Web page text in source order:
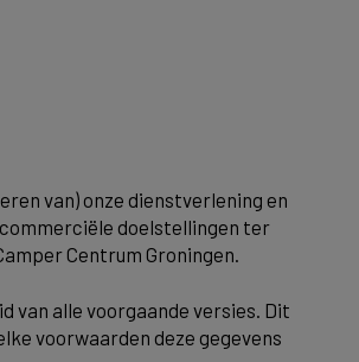
van) onze dienstverlening en
doelstellingen ter
Centrum Groningen.
van alle voorgaande versies. Dit
voorwaarden deze gegevens